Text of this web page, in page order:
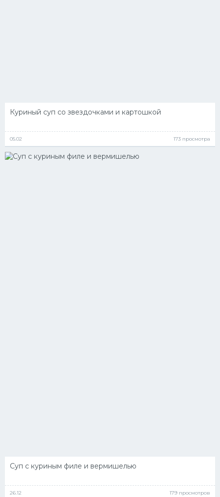
Куриный суп со звездочками и картошкой
05.02 173 просмотра
Суп с куриным филе и вермишелью
26.12 179 просмотров